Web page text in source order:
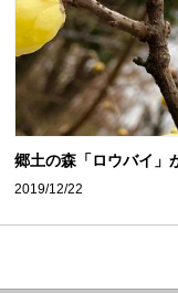
郷土の森「ロウバイ」
2019/12/22